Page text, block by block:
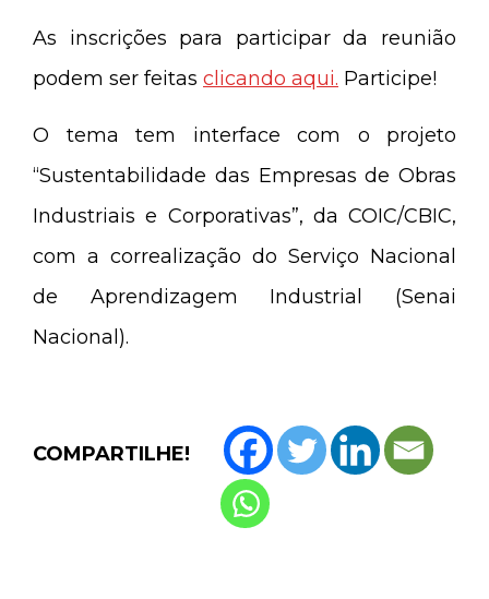
As inscrições para participar da reunião
podem ser feitas clicando aqui. Participe!
O tema tem interface com o projeto
“Sustentabilidade das Empresas de Obras
Industriais e Corporativas”, da COIC/CBIC,
com a correalização do Serviço Nacional
de Aprendizagem Industrial (Senai
Nacional).
COMPARTILHE!